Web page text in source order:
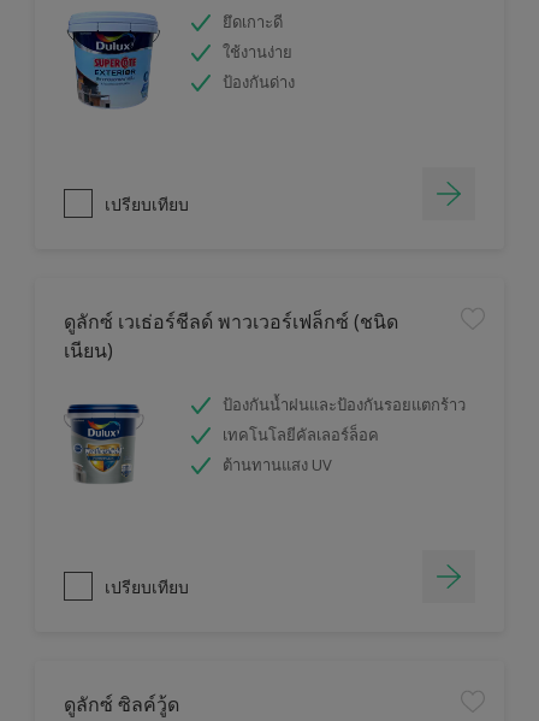
ยึดเกาะดี
ใช้งานง่าย
ป้องกันด่าง
เปรียบเทียบ
ดูลักซ์ เวเธ่อร์ชีลด์ พาวเวอร์เฟล็กซ์ (ชนิด
เนียน)
ป้องกันน้ำฝนและป้องกันรอยแตกร้าว
เทคโนโลยีคัลเลอร์ล็อค
ต้านทานแสง UV
เปรียบเทียบ
ดูลักซ์ ซิลค์วู้ด